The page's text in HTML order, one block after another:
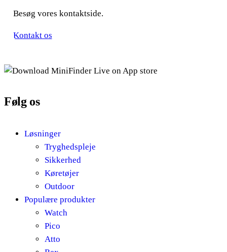
Besøg vores kontaktside.
Kontakt os
Følg os
Løsninger
Tryghedspleje
Sikkerhed
Køretøjer
Outdoor
Populære produkter
Watch
Pico
Atto